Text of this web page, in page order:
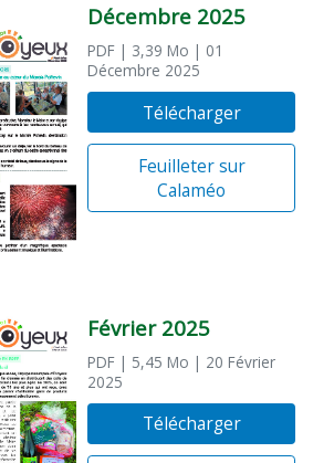
Décembre 2025
PDF | 3,39 Mo | 01
Décembre 2025
Télécharger
Feuilleter sur
Calaméo
Février 2025
PDF | 5,45 Mo | 20 Février
2025
Télécharger